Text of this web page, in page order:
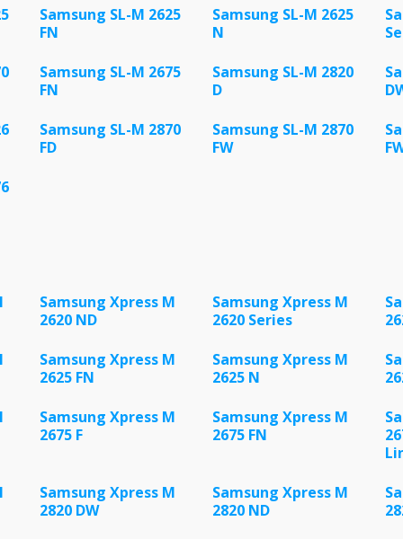
Samsung SL-M 2625
FN
Samsung SL-M 2625
N
Samsung SL-M 2675
FN
Samsung SL-M 2820
D
Samsung SL-M 2870
FD
Samsung SL-M 2870
FW
Samsung Xpress M
2620 ND
Samsung Xpress M
2620 Series
Samsung Xpress M
2625 FN
Samsung Xpress M
2625 N
Samsung Xpress M
2675 F
Samsung Xpress M
2675 FN
Samsung Xpress M
2820 DW
Samsung Xpress M
2820 ND